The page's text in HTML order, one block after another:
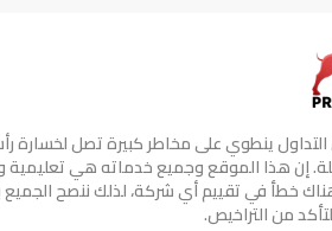
ينطوي على مخاطر كبيرة تصل لخسارة
إن هذا الموقع وجميع خدماته هي
خطأ في تقييم أي شركة، لذلك ننصح
من التراخيص.